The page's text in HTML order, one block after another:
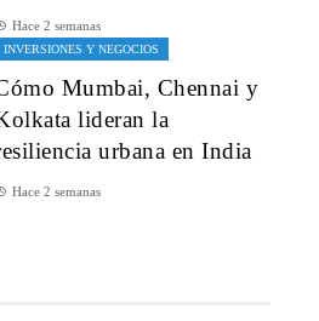
Hace 2 semanas
INVERSIONES Y NEGOCIOS
Mumbai, Chennai y
lideran la
urbana en India
Hace 2 semanas